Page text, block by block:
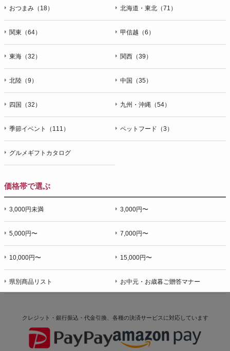
おつまみ（18） 北海道・東北（71）
関東（64） 甲信越（6）
東海（32） 関西（39）
北陸（9） 中国（35）
四国（32） 九州・沖縄（54）
季節イベント（111） ペットフード（3）
グルメギフトカタログ
価格帯で選ぶ
3,000円未満 3,000円〜
5,000円〜 7,000円〜
10,000円〜 15,000円〜
県別商品リスト お中元・お歳暮ご贈答マナー
クレジット・銀行振込・代金引換、各種の決済サービスに対応しています